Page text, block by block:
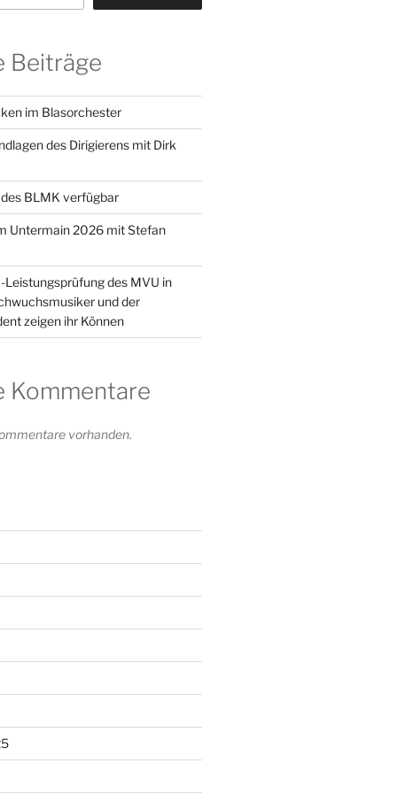
Beiträge
im Blasorchester
des Dirigierens mit Dirk
BLMK verfügbar
Untermain 2026 mit Stefan
Leistungsprüfung des MVU in
und der
zeigen ihr Können
Kommentare
vorhanden.